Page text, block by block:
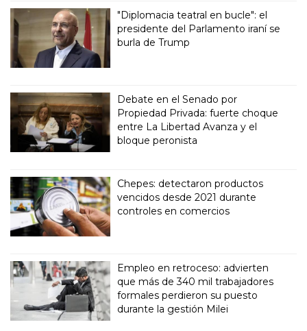
"Diplomacia teatral en bucle": el
presidente del Parlamento iraní se
burla de Trump
Debate en el Senado por
Propiedad Privada: fuerte choque
entre La Libertad Avanza y el
bloque peronista
Chepes: detectaron productos
vencidos desde 2021 durante
controles en comercios
Empleo en retroceso: advierten
que más de 340 mil trabajadores
formales perdieron su puesto
durante la gestión Milei